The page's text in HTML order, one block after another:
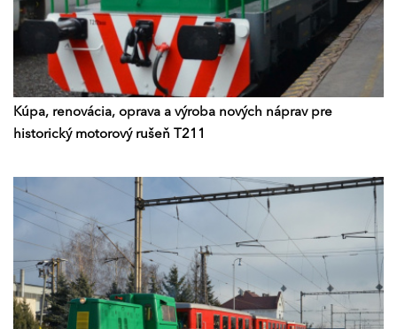
Kúpa, renovácia, oprava a výroba nových náprav pre
historický motorový rušeň T211